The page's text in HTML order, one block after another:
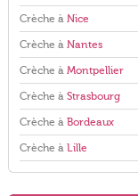
Crèche à Nice
Crèche à Nantes
Crèche à Montpellier
Crèche à Strasbourg
Crèche à Bordeaux
Crèche à Lille